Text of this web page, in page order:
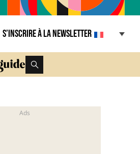
S’inscrire à la Newsletter